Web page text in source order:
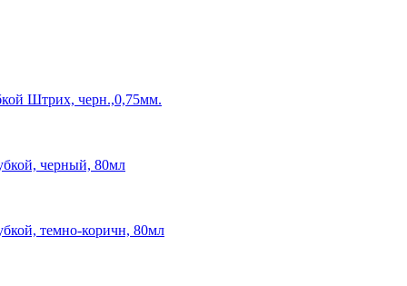
Штрих, черн.,0,75мм.
черный, 80мл
темно-коричн, 80мл